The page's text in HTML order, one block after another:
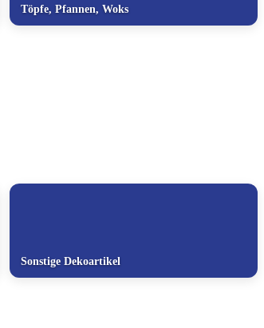
Töpfe, Pfannen, Woks
Sonstige Dekoartikel